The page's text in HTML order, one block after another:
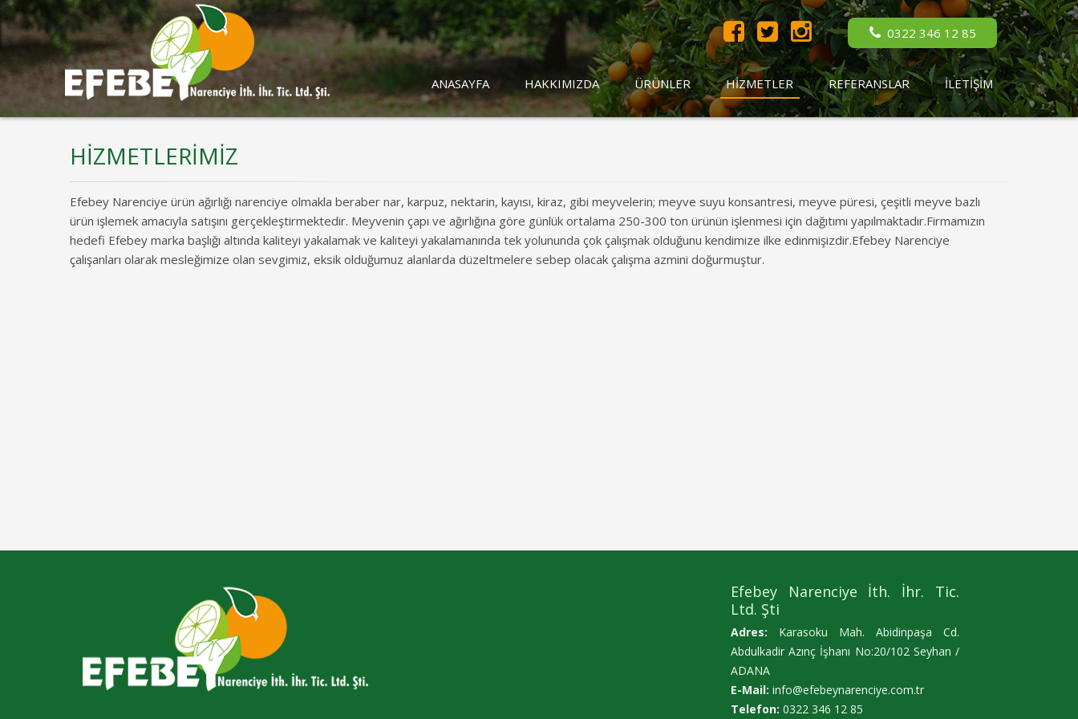
0322 346 12 85
ANASAYFA HAKKIMIZDA ÜRÜNLER HİZMETLER REFERANSLAR İLETİŞİM
HİZMETLERİMİZ
Efebey Narenciye ürün ağırlığı narenciye olmakla beraber nar, karpuz, nektarin, kayısı, kiraz, gibi meyvelerin; meyve suyu konsantresi, meyve püresi, çeşitli meyve bazlı
ürün işlemek amacıyla satışını gerçekleştirmektedir. Meyvenin çapı ve ağırlığına göre günlük ortalama 250-300 ton ürünün işlenmesi için dağıtımı yapılmaktadır.Firmamızın
hedefi Efebey marka başlığı altında kaliteyi yakalamak ve kaliteyi yakalamanında tek yolununda çok çalışmak olduğunu kendimize ilke edinmişizdir.Efebey Narenciye
çalışanları olarak mesleğimize olan sevgimiz, eksik olduğumuz alanlarda düzeltmelere sebep olacak çalışma azmini doğurmuştur.
Efebey Narenciye İth. İhr. Tic.
Ltd. Şti
Adres: Karasoku Mah. Abidinpaşa Cd.
Abdulkadir Azınç İşhanı No:20/102 Seyhan /
ADANA
E-Mail: info@efebeynarenciye.com.tr
Telefon:0322 346 12 85